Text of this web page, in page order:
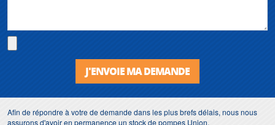
J'ENVOIE MA DEMANDE
Afin de répondre à votre de demande dans les plus brefs délais, nous nous
assurons d'avoir en permanence un stock de pompes Union.